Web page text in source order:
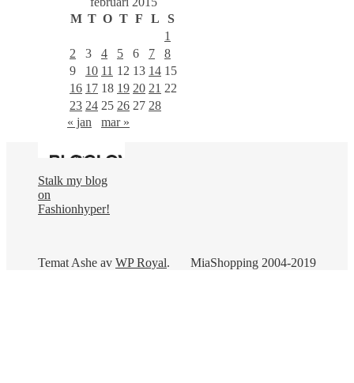
M T O T F L
S
1
2
3 4 5 6 7
8
9
10 11 12 13 14 15
16 17 18 19 20 21 22
23 24 25 26 27 28
« jan
mar »
Stalk my blog
on
Fashionhyper!
MiaShopping 2004-2019
Temat Ashe av WP Royal.